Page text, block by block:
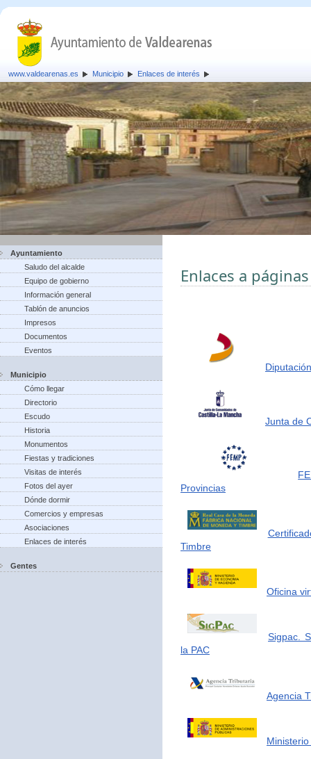
www.valdearenas.es Municipio Enlaces de interés
Ayuntamiento
Saludo del alcalde
Equipo de gobierno
Información general
Tablón de anuncios
Impresos
Documentos
Eventos
Municipio
Cómo llegar
Directorio
Escudo
Historia
Monumentos
Fiestas y tradiciones
Visitas de interés
Fotos del ayer
Dónde dormir
Comercios y empresas
Asociaciones
Enlaces de interés
Gentes
Enlaces a
Junta de
Provincias
Timbre
Oficina
Sigpac.
la PAC
Agencia